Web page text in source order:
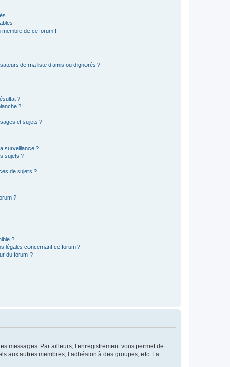
!
!
membre de ce forum !
de ma liste d’amis ou d’ignorés ?
?
?!
et sujets ?
surveillance ?
sujets ?
de sujets ?
?
?
légales concernant ce forum ?
du forum ?
messages. Par ailleurs, l’enregistrement vous permet de
aux autres membres, l’adhésion à des groupes, etc. La